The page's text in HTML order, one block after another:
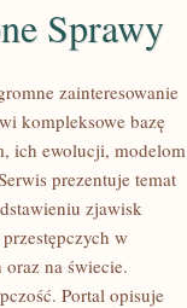
Sprawy
zainteresowanie
kompleksowe bazę
ich ewolucji, modelom
prezentuje temat
zjawisk
w
na świecie.
Portal opisuje